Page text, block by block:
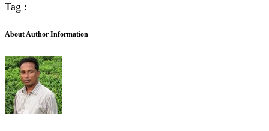
Tag :
About Author Information